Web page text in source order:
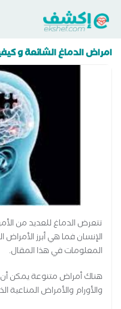
امراض الدماغ الشائعة و
تتعرض الدماغ للعديد من
الإنسان فما هي أبرز
المعلومات في هذا المقال.
هناك أمراض متنوعة يمكن
والأورام والأمراض المناعية